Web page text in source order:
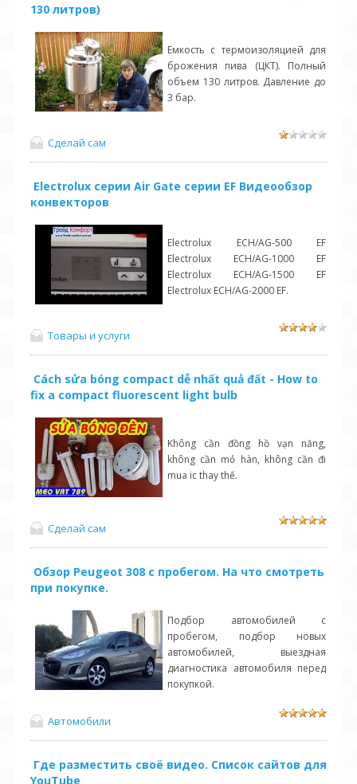
130 литров)
Емкость с термоизоляцией для
брожения пива (ЦКТ). Полный
объем 130 литров. Давление до
3 бар.
Сделай сам
Electrolux серии Air Gate серии EF Видеообзор
конвекторов
Electrolux ECH/AG-500 EF
Electrolux ECH/AG-1000 EF
Electrolux ECH/AG-1500 EF
Electrolux ECH/AG-2000 EF.
Товары и услуги
Cách sửa bóng compact dễ nhất quả đất - How to
fix a compact fluorescent light bulb
Không cần đồng hồ vạn năng,
không cần mỏ hàn, không cần đi
mua ic thay thế.
Сделай сам
Обзор Peugeot 308 с пробегом. На что смотреть
при покупке.
Подбор автомобилей с
пробегом, подбор новых
автомобилей, выездная
диагностика автомобиля перед
покупкой.
Автомобили
Где разместить своё видео. Список сайтов для
YouTube